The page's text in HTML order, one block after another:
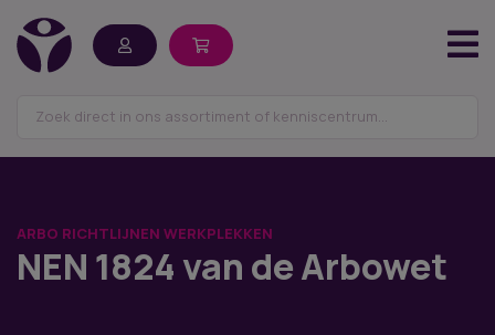
ARBO RICHTLIJNEN WERKPLEKKEN
NEN 1824 van de Arbowet